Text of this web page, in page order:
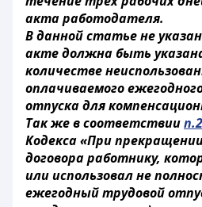
акта работодателя.
В данной статье не
акте должна быть
количестве
оплачиваемого
отпуска для
Так же в соответствии
Кодекса «При
договора работнику,
или использовал не
ежегодный трудовой